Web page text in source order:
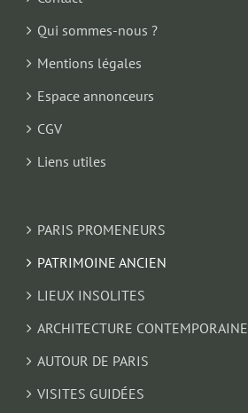
Qui sommes-nous ?
Mentions légales
Espace annonceurs
CGV
Liens utiles
PARIS PROMENEURS
PATRIMOINE ANCIEN
LIEUX INSOLITES
ARCHITECTURE CONTEMPORAINE
AUTOUR DE PARIS
VISITES GUIDÉES